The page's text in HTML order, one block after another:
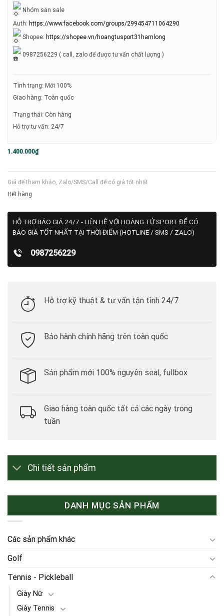
Nhóm săn sale
Auth: https://www.facebook.com/groups/299454711064290
Shopee: https://shopee.vn/hoangtusport31hamlong
0987256229 ( call, zalo để được tư vấn chất lượng )
Tình trạng: Mới 100%
Giao hàng: Toàn quốc
Trạng thái: Còn hàng
Hỗ trợ tư vấn: 24/7
1.400.000₫
Giá để tham khảo, Zalo/SMS/Call để có giá tốt nhất
Hết hàng
HỖ TRỢ BÁO GIÁ 24/7 - LIÊN HỆ VỚI HOÀNG TỬ SPORT ĐỂ CÓ
BÁO GIÁ TỐT NHẤT TẠI THỜI ĐIỂM (HOTLINE / SMS / ZALO)
0987256229
Hỗ trợ kỹ thuật & tư vấn tận tình 24/7
Bảo hành chính hãng trên toàn quốc
Sản phẩm mới 100% nguyên seal, fullbox
Giao hàng toàn quốc tất cả các ngày trong
tuần
Chi tiết sản phẩm
DANH MỤC SẢN PHẨM
Các sản phẩm khác
Golf
Tennis - Pickleball
Giày Nữ
Giày Tennis